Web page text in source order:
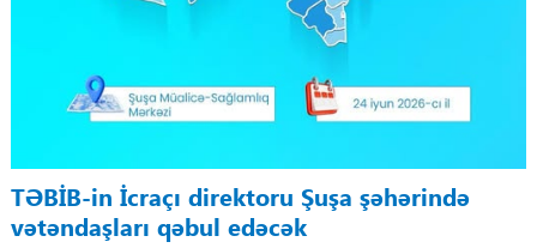
TƏBİB-in İcraçı direktoru Şuşa şəhərində
vətəndaşları qəbul edəcək